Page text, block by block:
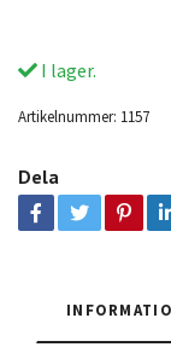
I lager.
Artikelnummer: 1157
Dela